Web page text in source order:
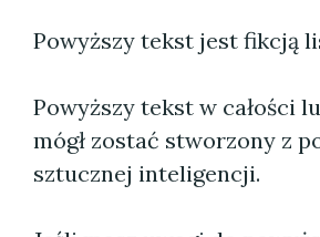
Powyższy tekst jest fikcją
Powyższy tekst w całości
mógł zostać stworzony z
sztucznej inteligencji.